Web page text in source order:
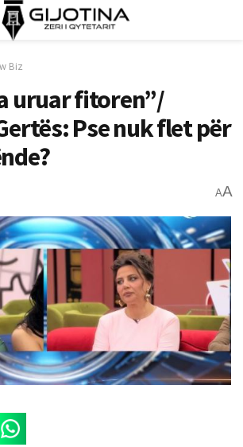
Biz
uruar fitoren”/
Pse nuk flet për
AA